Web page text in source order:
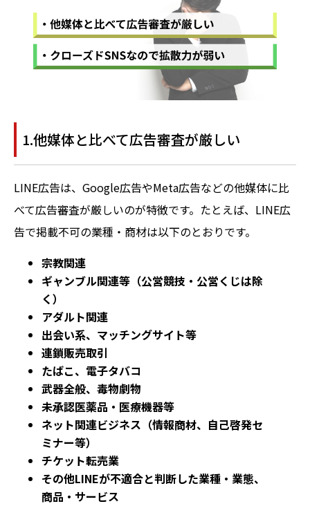
1.他媒体と比べて広告審査が厳しい
LINE広告は、Google広告やMeta広告などの他媒体に比
べて広告審査が厳しいのが特徴です。たとえば、LINE広
告で掲載不可の業種・商材は以下のとおりです。
宗教関連
ギャンブル関連等（公営競技・公営くじは除
く）
アダルト関連
出会い系、マッチングサイト等
連鎖販売取引
たばこ、電子タバコ
武器全般、毒物劇物
未承認医薬品・医療機器等
ネット関連ビジネス（情報商材、自己啓発セ
ミナー等）
チケット転売業
その他LINEが不適合と判断した業種・業態、
商品・サービス